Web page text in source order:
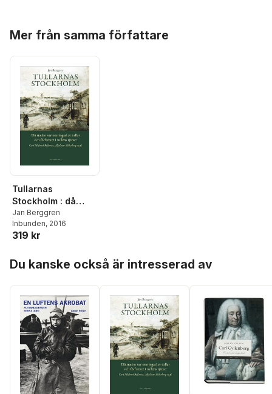
Mer från samma författare
Tullarnas
Stockholm : då
staden var
omringad av tullar
och författare i
Michael Bellman,
med flera
Jan Berggren
Inbunden, 2016
319 kr
Du kanske också är intresserad av